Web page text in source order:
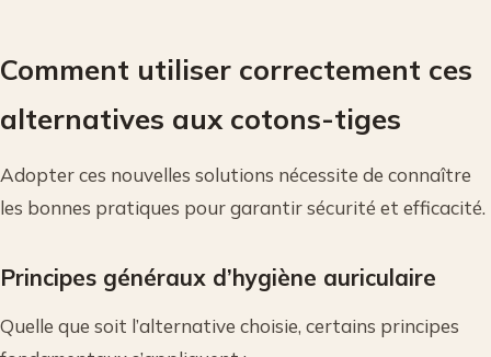
Comment utiliser correctement ces
alternatives aux cotons-tiges
Adopter ces nouvelles solutions nécessite de connaître
les bonnes pratiques pour garantir sécurité et efficacité.
Principes généraux d’hygiène auriculaire
Quelle que soit l’alternative choisie, certains principes